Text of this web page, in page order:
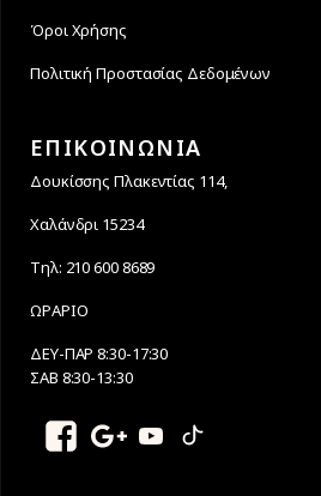
Όροι Χρήσης
Πολιτική Προστασίας Δεδομένων
ΕΠΙΚΟΙΝΩΝΙΑ
Δουκίσσης Πλακεντίας 114,
Χαλάνδρι 15234
Τηλ: 210 600 8689
ΩΡΑΡΙΟ
ΔΕΥ-ΠΑΡ 8:30-17:30
ΣΑΒ 8:30-13:30